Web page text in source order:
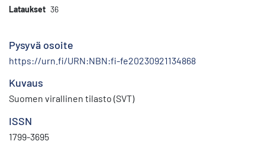
Lataukset 36
Pysyvä osoite
https://urn.fi/URN:NBN:fi-fe20230921134868
Kuvaus
Suomen virallinen tilasto (SVT)
ISSN
1799-3695